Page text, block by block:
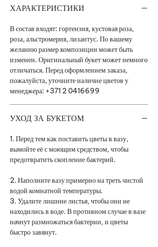
ХАРАКТЕРИСТИКИ
В состав входят: гортензия, кустовая роза,
роза, альстромерия, лизантус. По вашему
желанию размер композиции может быть
изменен. Оригинальный букет может немного
отличаться. Перед оформлением заказа,
пожалуйста, уточните наличие цветов у
менеджера: +371 2 0416699
УХОД ЗА БУКЕТОМ
1. Перед тем как поставить цветы в вазу,
вымойте её с моющим средством, чтобы
предотвратить скопление бактерий.
2. Наполните вазу примерно на треть чистой
водой комнатной температуры.
3. Удалите лишние листья, чтобы они не
находились в воде. В противном случае в вазе
начнут размножаться бактерии, и цветы
быстро завянут.